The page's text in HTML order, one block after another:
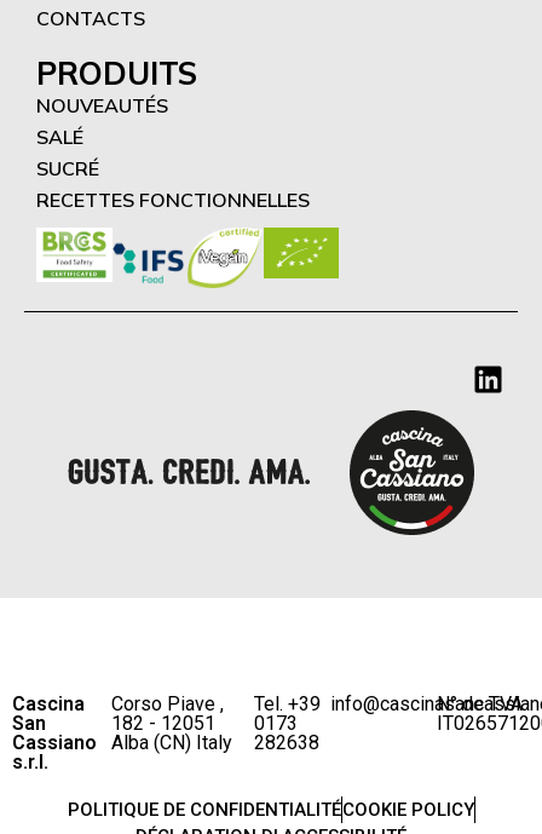
CONTACTS
PRODUITS
NOUVEAUTÉS
SALÉ
SUCRÉ
RECETTES FONCTIONNELLES
Cascina
San
Cassiano
s.r.l.
Corso Piave ,
182 - 12051
Alba (CN) Italy
Tel. +39
0173
282638
N° de TVA
POLITIQUE DE CONFIDENTIALITÉCOOKIE POLICY